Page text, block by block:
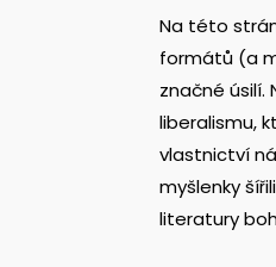
Na této
formátů (a
značné
liberalismu,
vlastnictví
myšlenky
literatury